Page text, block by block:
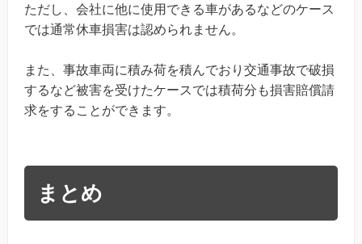
ただし、会社に他に使用できる車があるなどのケース
では通常休車損害は認められません。
また、事故車両に積み荷を積んでおり交通事故で破損
するなど被害を受けたケースでは積荷分も損害賠償請
求をすることができます。
まとめ